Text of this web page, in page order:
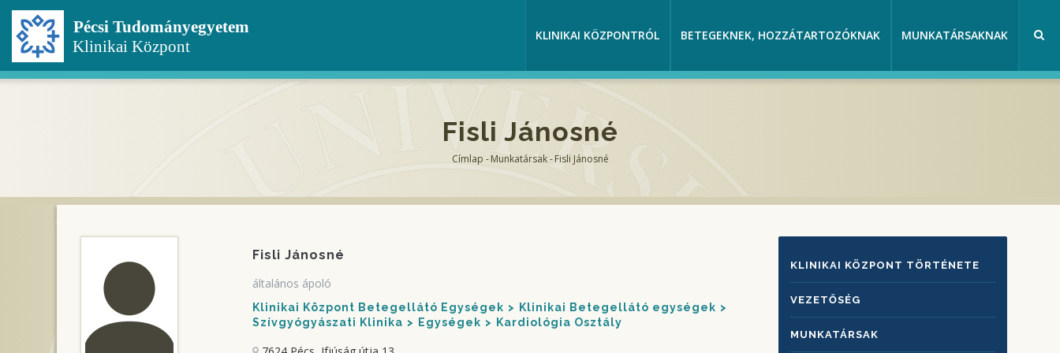
Ugrás
tartalomra
KLINIKAI KÖZPONTRÓL BETEGEKNEK, HOZZÁTARTOZÓKNAK MUNKATÁRSAKNAK
Fisli Jánosné
Címlap - Munkatársak - Fisli Jánosné
Fisli Jánosné
általános ápoló
Klinikai Központ Betegellátó Egységek
Klinikai Betegellátó egységek
Szívgyógyászati Klinika
Egységek Kardiológia Osztály
KLINIKAI
KÖZPONTRÓL
KLINIKAI KÖZPONT TÖRTÉNETE
VEZETŐSÉG
MUNKATÁRSAK